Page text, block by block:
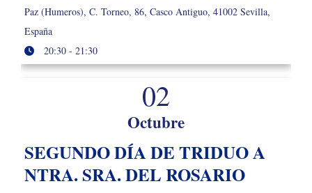
Paz (Humeros), C. Torneo, 86, Casco Antiguo, 41002 Sevilla,
España
20:30 - 21:30
02
Octubre
SEGUNDO DÍA DE TRIDUO A
NTRA. SRA. DEL ROSARIO